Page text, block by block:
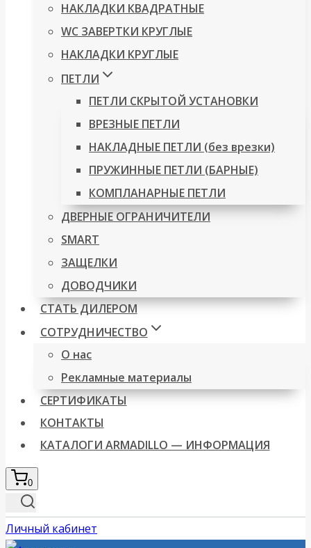
НАКЛАДКИ КВАДРАТНЫЕ
WC ЗАВЕРТКИ КРУГЛЫЕ
НАКЛАДКИ КРУГЛЫЕ
ПЕТЛИ
ПЕТЛИ СКРЫТОЙ УСТАНОВКИ
ВРЕЗНЫЕ ПЕТЛИ
НАКЛАДНЫЕ ПЕТЛИ (без врезки)
ПРУЖИННЫЕ ПЕТЛИ (БАРНЫЕ)
КОМПЛАНАРНЫЕ ПЕТЛИ
ДВЕРНЫЕ ОГРАНИЧИТЕЛИ
SMART
ЗАЩЕЛКИ
ДОВОДЧИКИ
СТАТЬ ДИЛЕРОМ
СОТРУДНИЧЕСТВО
О нас
Рекламные материалы
СЕРТИФИКАТЫ
КОНТАКТЫ
КАТАЛОГИ ARMADILLO — ИНФОРМАЦИЯ
0
Личный кабинет